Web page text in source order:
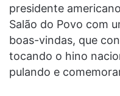
presidente
Salão do Povo com
boas-vindas, que
tocando o hino
pulando e